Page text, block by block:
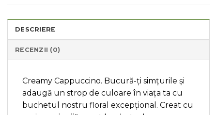
DESCRIERE
RECENZII (0)
Creamy Cappuccino. Bucură-ți simțurile și
adaugă un strop de culoare în viața ta cu
buchetul nostru floral excepțional. Creat cu